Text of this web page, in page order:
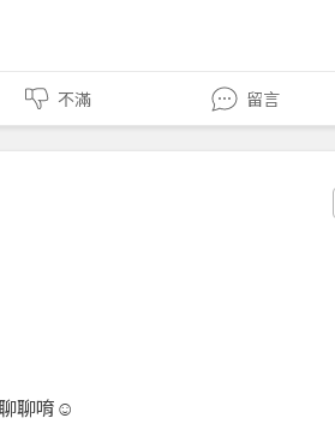
不滿 留言
聊唷☺️